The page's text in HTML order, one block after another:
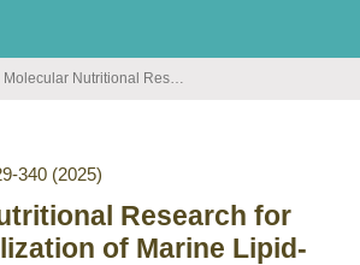
Molecular Nutritional Research for Effective Utilization of Marine Lipid-soluble Components
340 (2025)
Research for
of Marine Lipid-